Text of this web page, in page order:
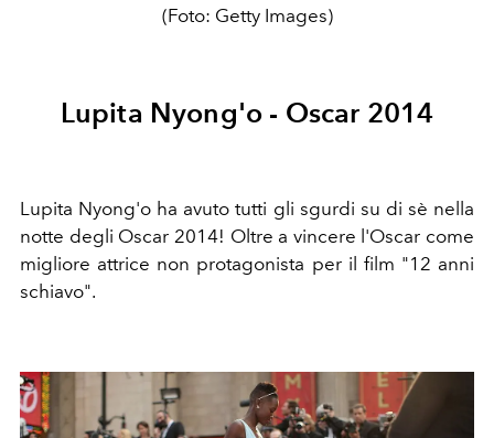
(Foto: Getty Images)
Lupita Nyong'o - Oscar 2014
Lupita Nyong'o ha avuto tutti gli sgurdi su di sè nella
notte degli Oscar 2014! Oltre a vincere l'Oscar come
migliore attrice non protagonista per il film "12 anni
schiavo".